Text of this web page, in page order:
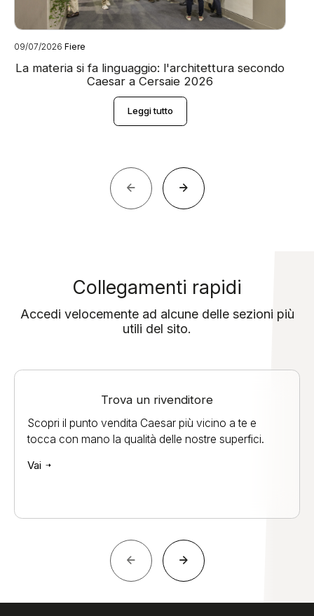
09/07/2026 Fiere
La materia si fa linguaggio: l'architettura secondo
Caesar a Cersaie 2026
Leggi tutto
Collegamenti rapidi
Accedi velocemente ad alcune delle sezioni più
utili del sito.
Trova un rivenditore
Scopri il punto vendita Caesar più vicino a te e
tocca con mano la qualità delle nostre superfici.
Vai